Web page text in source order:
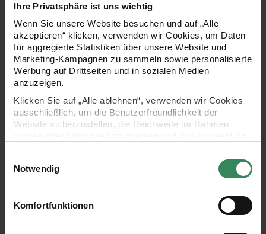
Ihre Privatsphäre ist uns wichtig
Wenn Sie unsere Website besuchen und auf „Alle
akzeptieren“ klicken, verwenden wir Cookies, um Daten
für aggregierte Statistiken über unsere Website und
Marketing-Kampagnen zu sammeln sowie personalisierte
Werbung auf Drittseiten und in sozialen Medien
anzuzeigen.
Klicken Sie auf „Alle ablehnen“, verwenden wir Cookies
ausschließlich, um die Benutzerfreundlichkeit der
Website sicherzustellen, die Reichweite im Rahmen
Ihre Einwilligung ist freiwillig und kann jederzeit über den
Link „Cookie-Einstellungen“ im Fußbereich der Seite
verwendeten Technologien und den Empfängern der
Daten finden Sie in unserer Datenschutzerklärung.
Notwendig
Komfortfunktionen
Material 100% Polyester
Artikel-Nr.400482
Bestell-Nr.3545942
Produktbeschreibung
Maße: 58mm breit